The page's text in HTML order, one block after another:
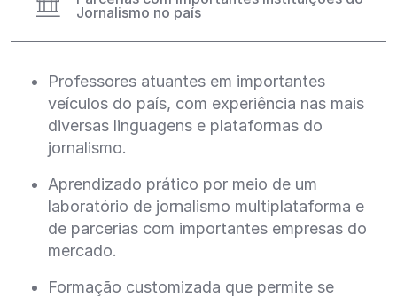
Jornalismo no país
Professores atuantes em importantes
veículos do país, com experiência nas mais
diversas linguagens e plataformas do
jornalismo.
Aprendizado prático por meio de um
laboratório de jornalismo multiplataforma e
de parcerias com importantes empresas do
mercado.
Formação customizada que permite se